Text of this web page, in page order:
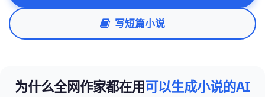
写短篇小说
为什么全网作家都在用可以生成小说的AI